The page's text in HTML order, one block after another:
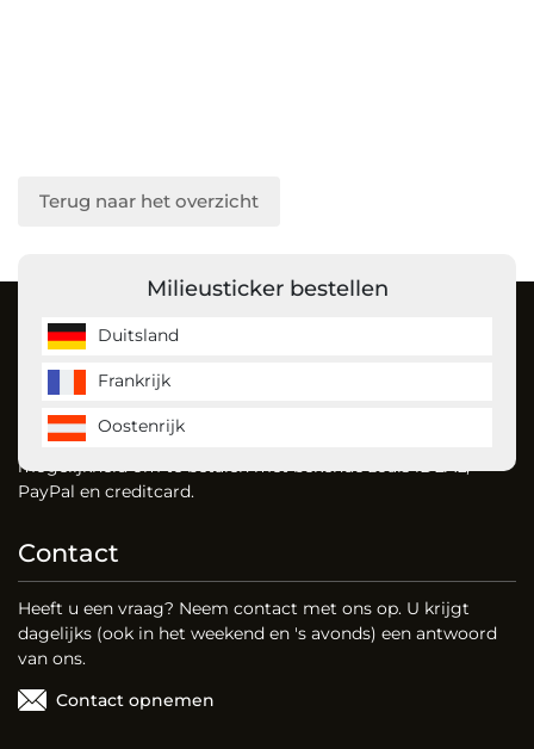
Milieusticker bestellen
Duitsland
Frankrijk
Oostenrijk
Terug naar het overzicht
Over ons
MilieustickerKopen is de milieusticker specialist en bestelt
u gemakkelijk uw milieusticker voor Duitsland, Frankrijk en
vignet voor Oostenrijk. Dankzij onze website heeft u de
mogelijkheid om te betalen met bekende zoals iDEAL,
PayPal en creditcard.
Contact
Heeft u een vraag? Neem contact met ons op. U krijgt
dagelijks (ook in het weekend en 's avonds) een antwoord
van ons.
Contact opnemen